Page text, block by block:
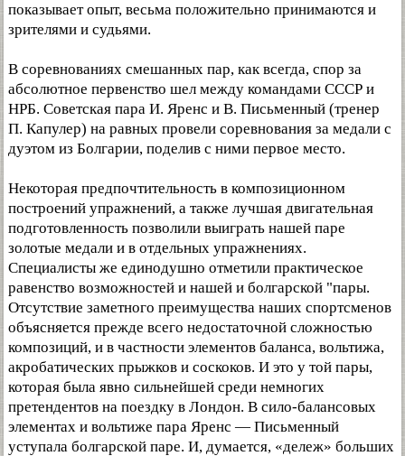
показывает опыт, весьма положительно принимаются и
зрителями и судьями.
В соревнованиях смешанных пар, как всегда, спор за
абсолютное первенство шел между командами СССР и
НРБ. Советская пара И. Яренс и В. Письменный (тренер
П. Капулер) на равных провели соревнования за медали с
дуэтом из Болгарии, поделив с ними первое место.
Некоторая предпочтительность в композиционном
построений упражнений, а также лучшая двигательная
подготовленность позволили выиграть нашей паре
золотые медали и в отдельных упражнениях.
Специалисты же единодушно отметили практическое
равенство возможностей и нашей и болгарской "пары.
Отсутствие заметного преимущества наших спортсменов
объясняется прежде всего недостаточной сложностью
композиций, и в частности элементов баланса, вольтижа,
акробатических прыжков и соскоков. И это у той пары,
которая была явно сильнейшей среди немногих
претендентов на поездку в Лондон. В сило-балансовых
элементах и вольтиже пара Яренс — Письменный
уступала болгарской паре. И, думается, «дележ» больших